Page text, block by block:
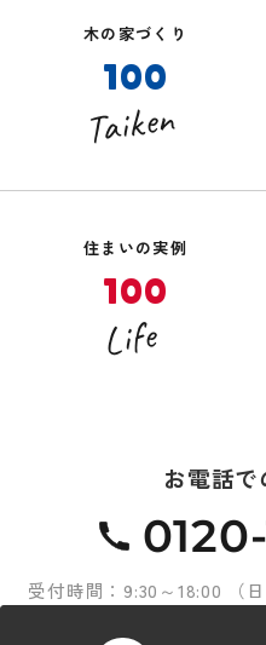
木の家づくり
100
Taiken
住まいの実例
100
Life
お電話
受付時間：9:30～18:00 （